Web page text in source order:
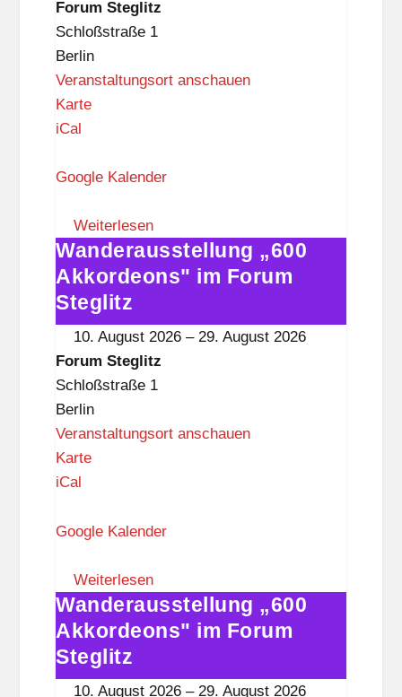
t
z
Steglitz
Forum Steglitz
Schloßstraße 1
Berlin
Veranstaltungsort anschauen
KarteF
u
S
t
e
g
l
i
t
z
iCal
Google Kalender
Weiterlesen
Wanderausstellung
„600
Akkordeons"
im
Forum
Steglitz
Wanderausstellung „600
Akkordeons" im Forum
Steglitz
10. August 2026 –29. August 2026
Forum Steglitz
Schloßstraße 1
Berlin
Veranstaltungsort anschauen
KarteF
u
S
t
e
g
l
iCal
Google Kalender
Weiterlesen
Wanderausstellung
„600
Akkordeons"
im
Wanderausstellung „600
Akkordeons" im Forum
Steglitz
10. August 2026 –29. August 2026